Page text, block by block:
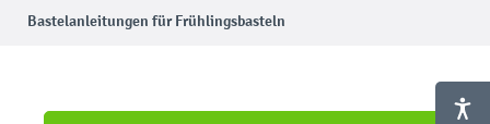
Bastelanleitungen für Frühlingsbasteln